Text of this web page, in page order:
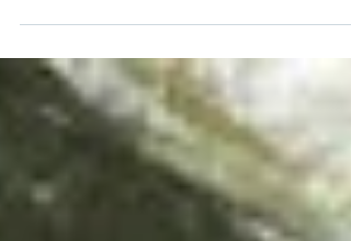
total capaz de produzir material para bateria
na América do Norte está localizada em
Ontário,...